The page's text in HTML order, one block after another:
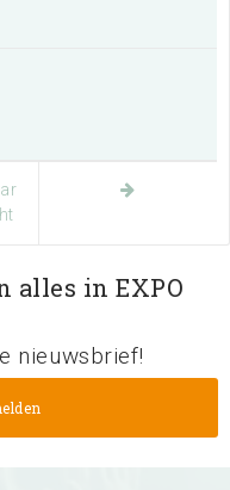
alles in EXPO
nieuwsbrief!